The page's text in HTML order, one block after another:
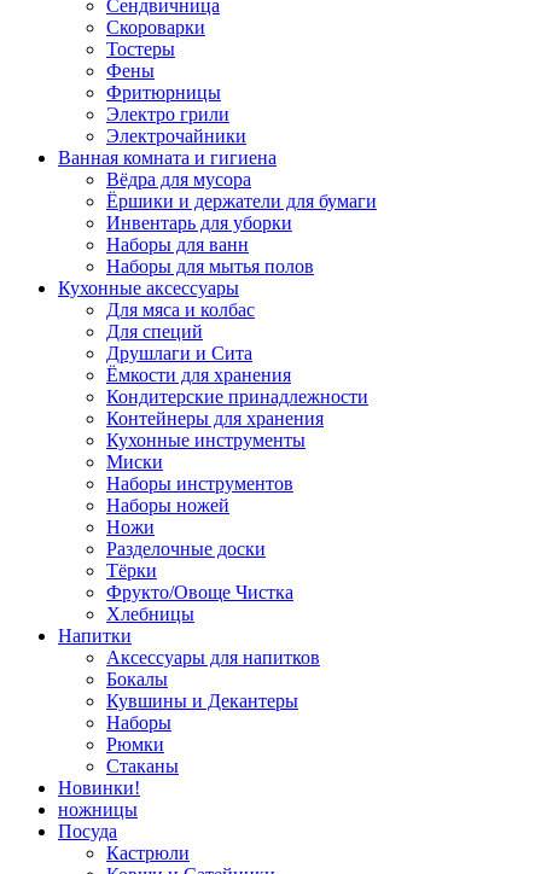
Сендвичница
Скороварки
Тостеры
Фены
Фритюрницы
Электро грили
Электрочайники
Ванная комната и гигиена
Вёдра для мусора
Ёршики и держатели для бумаги
Инвентарь для уборки
Наборы для ванн
Наборы для мытья полов
Кухонные аксессуары
Для мяса и колбас
Для специй
Друшлаги и Сита
Ёмкости для хранения
Кондитерские принадлежности
Контейнеры для хранения
Кухонные инструменты
Миски
Наборы инструментов
Наборы ножей
Ножи
Разделочные доски
Тёрки
Фрукто/Овоще Чистка
Хлебницы
Напитки
Аксессуары для напитков
Бокалы
Кувшины и Декантеры
Наборы
Рюмки
Стаканы
Новинки!
ножницы
Посуда
Кастрюли